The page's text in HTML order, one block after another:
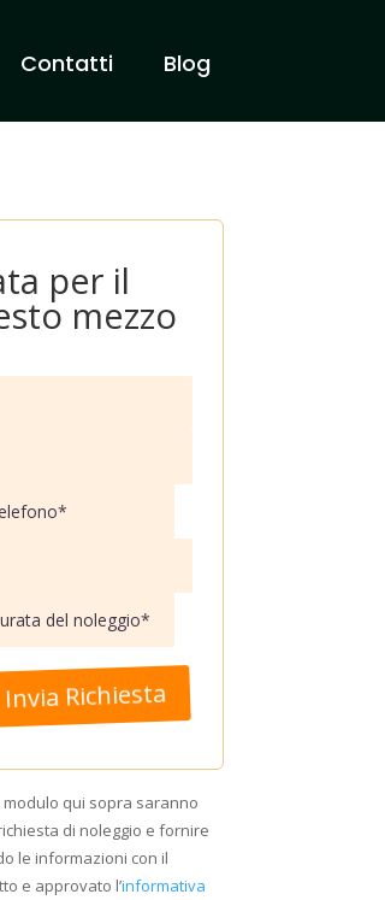
Contatti Blog
per il
mezzo
Invia Richiesta
modulo qui sopra saranno
di noleggio e fornire
le informazioni con il
e approvato l’informativa